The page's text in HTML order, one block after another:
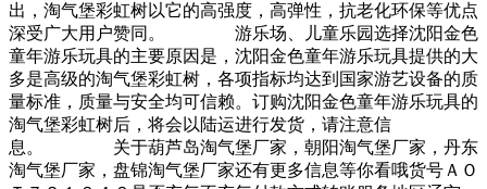
出，淘气堡彩虹树以它的高强度，高弹性，抗老化环保等优点
深受广大用户赞同。 游乐场、儿童乐园选择沈阳金色
童年游乐玩具的主要原因是，沈阳金色童年游乐玩具提供的大
多是高级的淘气堡彩虹树，各项指标均达到国家游艺设备的质
量标准，质量与安全均可信赖。订购沈阳金色童年游乐玩具的
淘气堡彩虹树后，将会以陆运进行发货，请注意信
息。 关于葫芦岛淘气堡厂家，朝阳淘气堡厂家，丹东
淘气堡厂家，盘锦淘气堡厂家还有更多信息等你看哦货号ＡＯ